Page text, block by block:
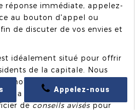
réponse immédiate, appelez-
au bouton d'appel ou
de discuter de vos envies et
idéalement situé pour offrir
de la capitale. Nous
notre atelier où vous
la qualité de nos
deconseils aviséspour
Appelez-nous